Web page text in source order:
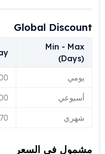
Global Discount
Min - Max
(Days)
يومي
أسبوعي
شهري
مشمول في السعر